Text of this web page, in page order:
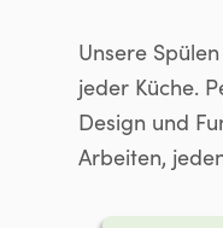
Unsere
jeder Küche.
Design und
Arbeiten,